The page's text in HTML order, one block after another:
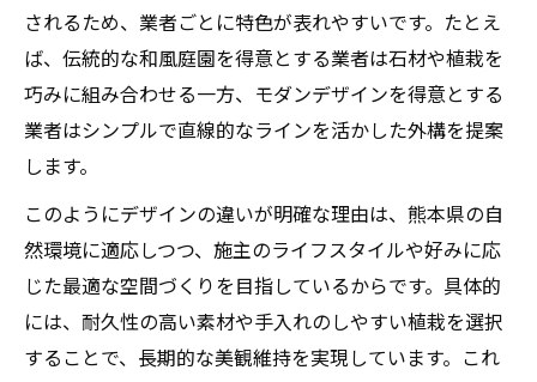
されるため、業者ごとに特色が表れやすいです。たとえ
ば、伝統的な和風庭園を得意とする業者は石材や植栽を
巧みに組み合わせる一方、モダンデザインを得意とする
業者はシンプルで直線的なラインを活かした外構を提案
します。
このようにデザインの違いが明確な理由は、熊本県の自
然環境に適応しつつ、施主のライフスタイルや好みに応
じた最適な空間づくりを目指しているからです。具体的
には、耐久性の高い素材や手入れのしやすい植栽を選択
することで、長期的な美観維持を実現しています。これ